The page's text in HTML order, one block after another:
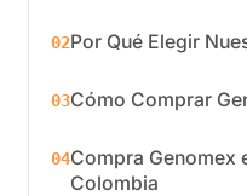
02Por Qué Elegir
03Cómo Comprar
04Compra Genomex
Colombia